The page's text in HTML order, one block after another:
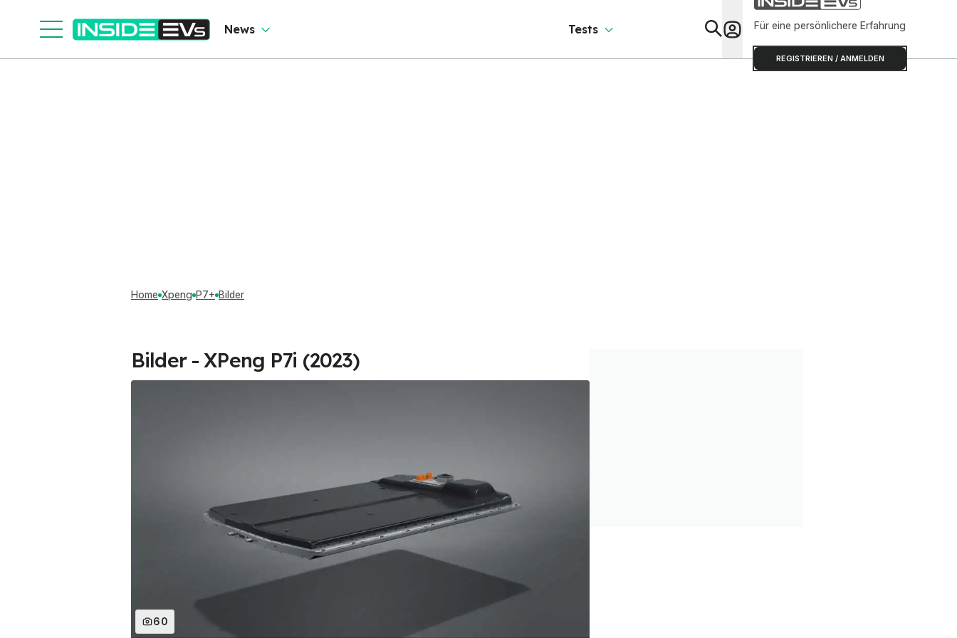
News Tests Für eine persönlichere Erfahrung
REGISTRIEREN / ANMELDEN
Home Xpeng P7+ Bilder
Bilder - XPeng P7i (2023)
60